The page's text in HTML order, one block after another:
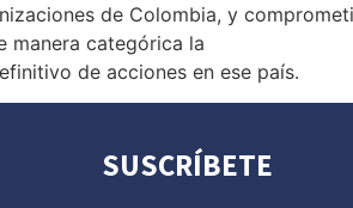
de Colombia, y
manera categórica la
de acciones en ese país.
SUSCRÍBETE